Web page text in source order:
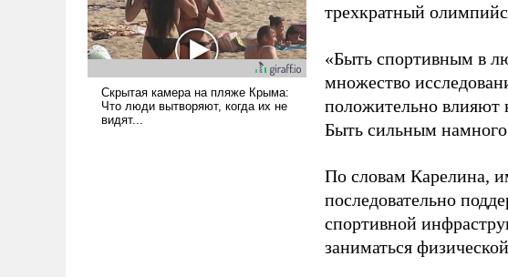
слабым, идти вперед и
адаптироваться.
трехкратный
«Быть спортивным в
множество
положительно влияют
Быть сильным
По словам Карелина,
последовательно
спортивной
заниматься